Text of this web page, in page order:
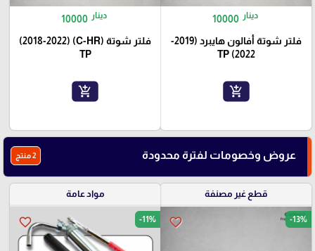
10000 دينار
فلتر شوتة أفالون هايبرد (2019-
2022) TP
add_shopping_cart
10000 دينار
فلتر شوتة (C-HR) (2018-2022)
TP
add_shopping_cart
عروض وخصومات لفترة محدودة 2 منتج
قطع غير مصنفة
favorite_border -13%
مواد عامة
favorite_border -11%